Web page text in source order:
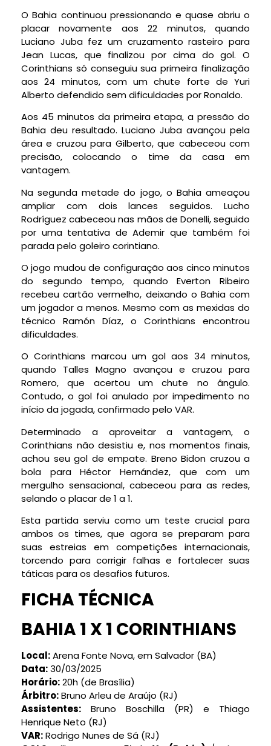
O Bahia continuou pressionando e quase abriu o
placar novamente aos 22 minutos, quando
Luciano Juba fez um cruzamento rasteiro para
Jean Lucas, que finalizou por cima do gol. O
Corinthians só conseguiu sua primeira finalização
aos 24 minutos, com um chute forte de Yuri
Alberto defendido sem dificuldades por Ronaldo.
Aos 45 minutos da primeira etapa, a pressão do
Bahia deu resultado. Luciano Juba avançou pela
área e cruzou para Gilberto, que cabeceou com
precisão, colocando o time da casa em
vantagem.
Na segunda metade do jogo, o Bahia ameaçou
ampliar com dois lances seguidos. Lucho
Rodríguez cabeceou nas mãos de Donelli, seguido
por uma tentativa de Ademir que também foi
parada pelo goleiro corintiano.
O jogo mudou de configuração aos cinco minutos
do segundo tempo, quando Everton Ribeiro
recebeu cartão vermelho, deixando o Bahia com
um jogador a menos. Mesmo com as mexidas do
técnico Ramón Díaz, o Corinthians encontrou
dificuldades.
O Corinthians marcou um gol aos 34 minutos,
quando Talles Magno avançou e cruzou para
Romero, que acertou um chute no ângulo.
Contudo, o gol foi anulado por impedimento no
início da jogada, confirmado pelo VAR.
Determinado a aproveitar a vantagem, o
Corinthians não desistiu e, nos momentos finais,
achou seu gol de empate. Breno Bidon cruzou a
bola para Héctor Hernández, que com um
mergulho sensacional, cabeceou para as redes,
selando o placar de 1 a 1.
Esta partida serviu como um teste crucial para
ambos os times, que agora se preparam para
suas estreias em competições internacionais,
torcendo para corrigir falhas e fortalecer suas
táticas para os desafios futuros.
FICHA TÉCNICA
BAHIA 1 X 1 CORINTHIANS
Local:Arena Fonte Nova, em Salvador (BA)
Data:30/03/2025
Horário:20h (de Brasília)
Árbitro:Bruno Arleu de Araújo (RJ)
Assistentes: Bruno Boschilla (PR) e Thiago
Henrique Neto (RJ)
VAR:Rodrigo Nunes de Sá (RJ)